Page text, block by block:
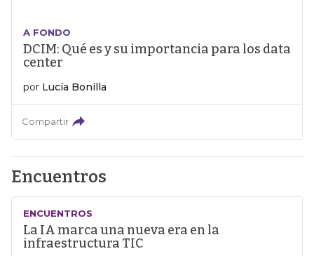
A FONDO
DCIM: Qué es y su importancia para los data
center
por Lucía Bonilla
Compartir
Encuentros
ENCUENTROS
La IA marca una nueva era en la
infraestructura TIC